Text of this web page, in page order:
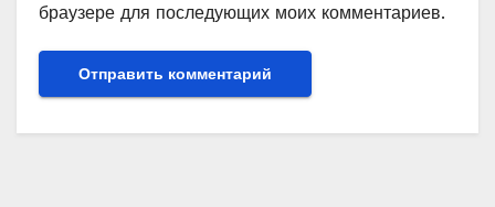
браузере для последующих моих комментариев.